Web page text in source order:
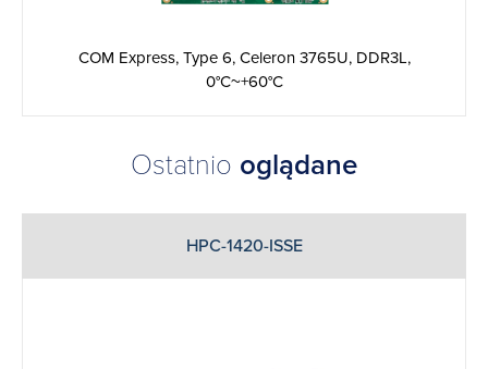
COM Express, Type 6, Celeron 3765U, DDR3L,
0°C~+60°C
Ostatnio oglądane
HPC-1420-ISSE